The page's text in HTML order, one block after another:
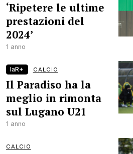
‘Ripetere le ultime
prestazioni del
2024’
1 anno
laR+ CALCIO
Il Paradiso ha la
meglio in rimonta
sul Lugano U21
1 anno
CALCIO